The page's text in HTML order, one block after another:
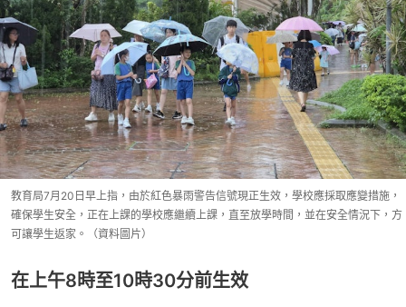
教育局7月20日早上指，由於紅色暴雨警告信號現正生效，學校應採取應變措施，
確保學生安全，正在上課的學校應繼續上課，直至放學時間，並在安全情況下，方
可讓學生返家。（資料圖片）
在上午8時至10時30分前生效